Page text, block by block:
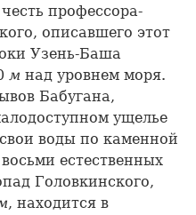
профессора-
описавшего этот
Узень-Баша
м над уровнем моря.
Бабугана,
ущелье
воды по каменной
естественных
Головкинского,
, находится в